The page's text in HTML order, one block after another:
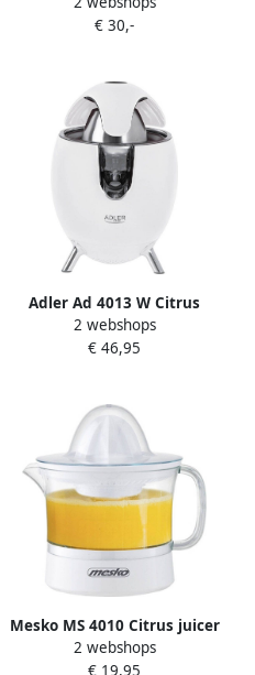
€ 30,-
Adler Ad 4013 W Citrus
Juicer Wit 800 Watt
2 webshops
€ 46,95
Mesko MS 4010 Citrus juicer
40 watt
2 webshops
€ 19,95